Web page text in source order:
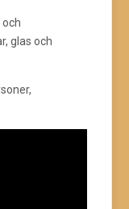
glas och